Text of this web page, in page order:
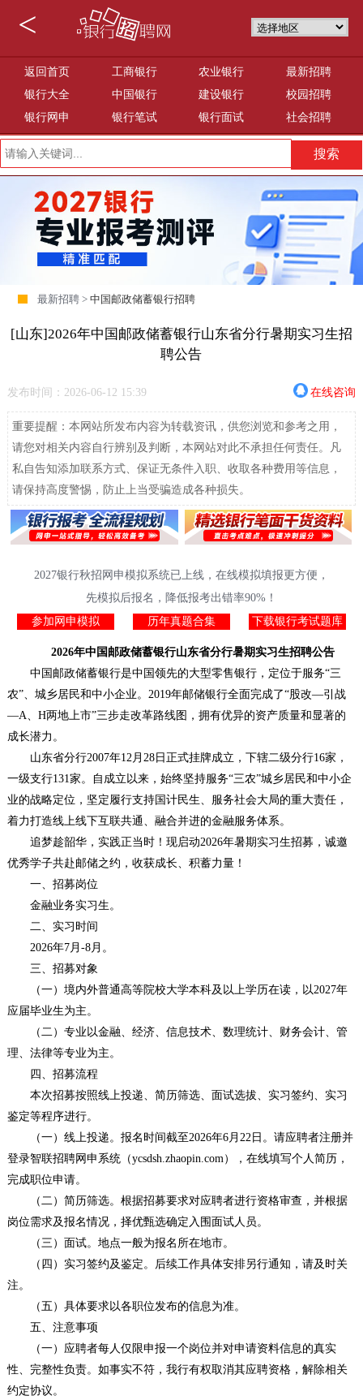
<
返回首页 工商银行 农业银行
最新招聘
银行大全
中国银行 建设银行
校园招聘
银行网申
银行笔试 银行面试 社会招聘
最新招聘 >中国邮政储蓄银行招聘
[山东]2026年中国邮政储蓄银行山东省分行暑期实习生招
聘公告
发布时间：2026-06-12 15:39 在线咨询
重要提醒：本网站所发布内容为转载资讯，供您浏览和参考之用，
请您对相关内容自行辨别及判断，本网站对此不承担任何责任。凡
私自告知添加联系方式、保证无条件入职、收取各种费用等信息，
请保持高度警惕，防止上当受骗造成各种损失。
2027银行秋招网申模拟系统已上线，在线模拟填报更方便，
先模拟后报名，降低报考出错率90%！
参加网申模拟
历年真题合集 下载银行考试题库
2026年中国邮政储蓄银行山东省分行暑期实习生招聘公告
中国邮政储蓄银行是中国领先的大型零售银行，定位于服务“三
农”、城乡居民和中小企业。2019年邮储银行全面完成了“股改—引战
—A、H两地上市”三步走改革路线图，拥有优异的资产质量和显著的
成长潜力。
山东省分行2007年12月28日正式挂牌成立，下辖二级分行16家，
一级支行131家。自成立以来，始终坚持服务“三农”城乡居民和中小企
业的战略定位，坚定履行支持国计民生、服务社会大局的重大责任，
着力打造线上线下互联共通、融合并进的金融服务体系。
追梦趁韶华，实践正当时！现启动2026年暑期实习生招募，诚邀
优秀学子共赴邮储之约，收获成长、积蓄力量！
一、招募岗位
金融业务实习生。
二、实习时间
2026年7月-8月。
三、招募对象
（一）境内外普通高等院校大学本科及以上学历在读，以2027年
应届毕业生为主。
（二）专业以金融、经济、信息技术、数理统计、财务会计、管
理、法律等专业为主。
四、招募流程
本次招募按照线上投递、简历筛选、面试选拔、实习签约、实习
鉴定等程序进行。
（一）线上投递。报名时间截至2026年6月22日。请应聘者注册并
登录智联招聘网申系统（ycsdsh.zhaopin.com），在线填写个人简历，
完成职位申请。
（二）简历筛选。根据招募要求对应聘者进行资格审查，并根据
岗位需求及报名情况，择优甄选确定入围面试人员。
（三）面试。地点一般为报名所在地市。
（四）实习签约及鉴定。后续工作具体安排另行通知，请及时关
注。
（五）具体要求以各职位发布的信息为准。
五、注意事项
（一）应聘者每人仅限申报一个岗位并对申请资料信息的真实
性、完整性负责。如事实不符，我行有权取消其应聘资格，解除相关
约定协议。